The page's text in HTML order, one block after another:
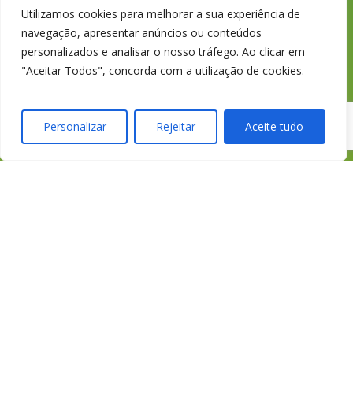
Utilizamos cookies para melhorar a sua experiência de
navegação, apresentar anúncios ou conteúdos
personalizados e analisar o nosso tráfego. Ao clicar em
"Aceitar Todos", concorda com a utilização de cookies.
Personalizar Rejeitar Aceite tudo
de Proteção de Dados Pessoais
de Reclamações Online
Cartão de Saúde HomeCare
APROSE